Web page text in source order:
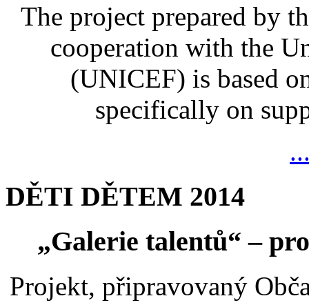
The project prepared by
cooperation with the
(UNICEF) is based
specifically on
DĚTI DĚTEM 2014
„Galerie talentů“ –
Projekt, připravovaný